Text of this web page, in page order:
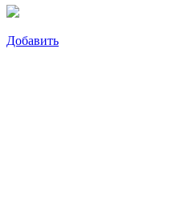
Добавить